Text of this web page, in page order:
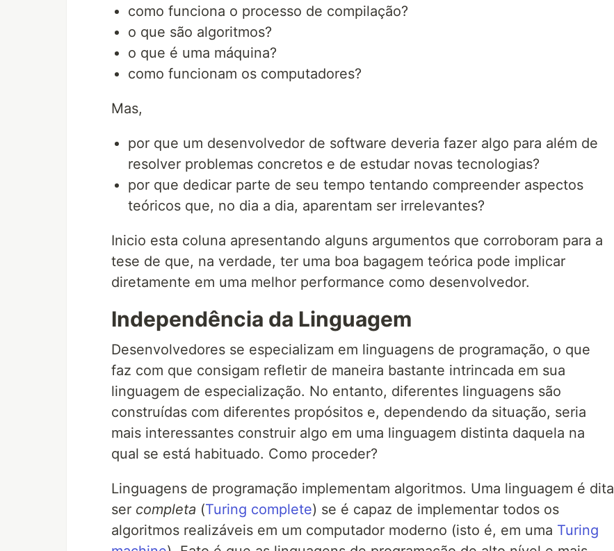
como funciona o processo de compilação?
o que são algoritmos?
o que é uma máquina?
como funcionam os computadores?
Mas,
por que um desenvolvedor de software deveria fazer algo para além de
resolver problemas concretos e de estudar novas tecnologias?
por que dedicar parte de seu tempo tentando compreender aspectos
teóricos que, no dia a dia, aparentam ser irrelevantes?
Inicio esta coluna apresentando alguns argumentos que corroboram para a
tese de que, na verdade, ter uma boa bagagem teórica pode implicar
diretamente em uma melhor performance como desenvolvedor.
Independência da Linguagem
Desenvolvedores se especializam em linguagens de programação, o que
faz com que consigam refletir de maneira bastante intrincada em sua
linguagem de especialização. No entanto, diferentes linguagens são
construídas com diferentes propósitos e, dependendo da situação, seria
mais interessantes construir algo em uma linguagem distinta daquela na
qual se está habituado. Como proceder?
Linguagens de programação implementam algoritmos. Uma linguagem é dita
ser completa (Turing complete) se é capaz de implementar todos os
algoritmos realizáveis em um computador moderno (isto é, em uma Turing